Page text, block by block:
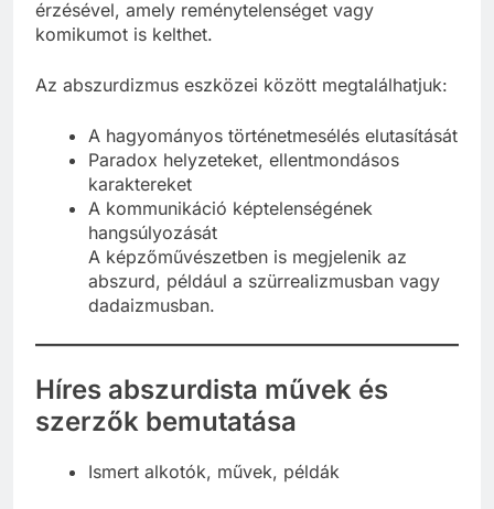
érzésével, amely reménytelenséget vagy
komikumot is kelthet.
Az abszurdizmus eszközei között megtalálhatjuk:
A hagyományos történetmesélés elutasítását
Paradox helyzeteket, ellentmondásos
karaktereket
A kommunikáció képtelenségének
hangsúlyozását
A képzőművészetben is megjelenik az
abszurd, például a szürrealizmusban vagy
dadaizmusban.
Híres abszurdista művek és
szerzők bemutatása
Ismert alkotók, művek, példák